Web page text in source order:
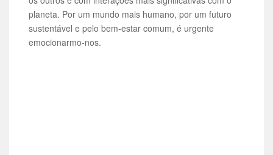
planeta. Por um mundo mais humano, por um futuro
sustentável e pelo bem-estar comum, é urgente
emocionarmo-nos.